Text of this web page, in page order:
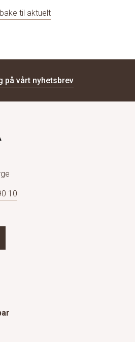
til aktuelt
på vårt nyhetsbrev
10